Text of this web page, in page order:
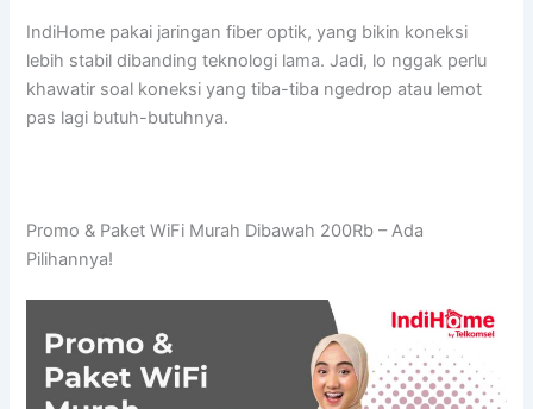
IndiHome pakai jaringan fiber optik, yang bikin koneksi
lebih stabil dibanding teknologi lama. Jadi, lo nggak perlu
khawatir soal koneksi yang tiba-tiba ngedrop atau lemot
pas lagi butuh-butuhnya.
Promo & Paket WiFi Murah Dibawah 200Rb – Ada
Pilihannya!